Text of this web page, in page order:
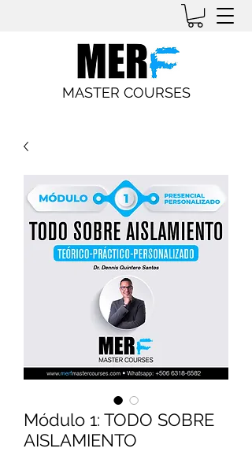
MASTER COURSES
Módulo 1: TODO SOBRE
AISLAMIENTO